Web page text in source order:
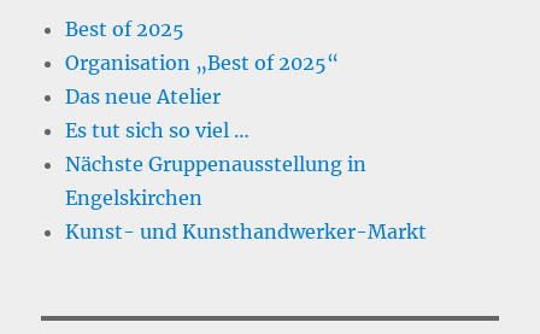
Best of 2025
Organisation „Best of 2025“
Das neue Atelier
Es tut sich so viel …
Nächste Gruppenausstellung in
Engelskirchen
Kunst- und Kunsthandwerker-Markt